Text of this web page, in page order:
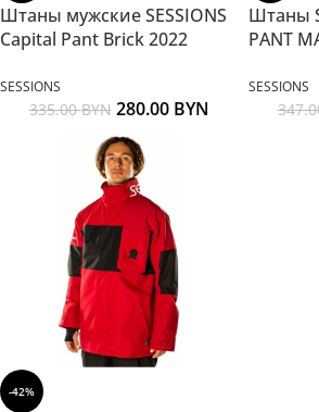
Штаны мужские SESSIONS
Capital Pant Brick 2022
SESSIONS
335.00BYN 280.00 BYN
Штаны
PANT
SESSIONS
-42%